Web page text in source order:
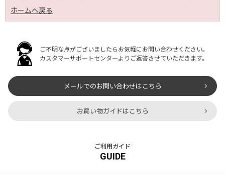
ホームへ戻る
ご不明な点がございましたらお気軽にお問い合わせください。
カスタマーサポートセンターよりご返答させていただきます。
メールでのお問い合わせはこちら
お買い物ガイドはこちら
ご利用ガイド
GUIDE